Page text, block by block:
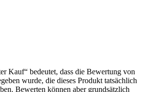
Kauf“ bedeutet, dass die Bewertung von
wurde, die dieses Produkt tatsächlich
Bewerten können aber grundsätzlich